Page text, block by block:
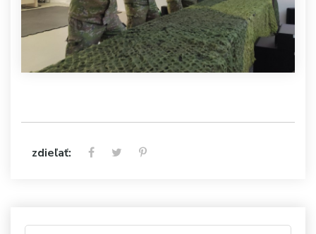
zdieľať: